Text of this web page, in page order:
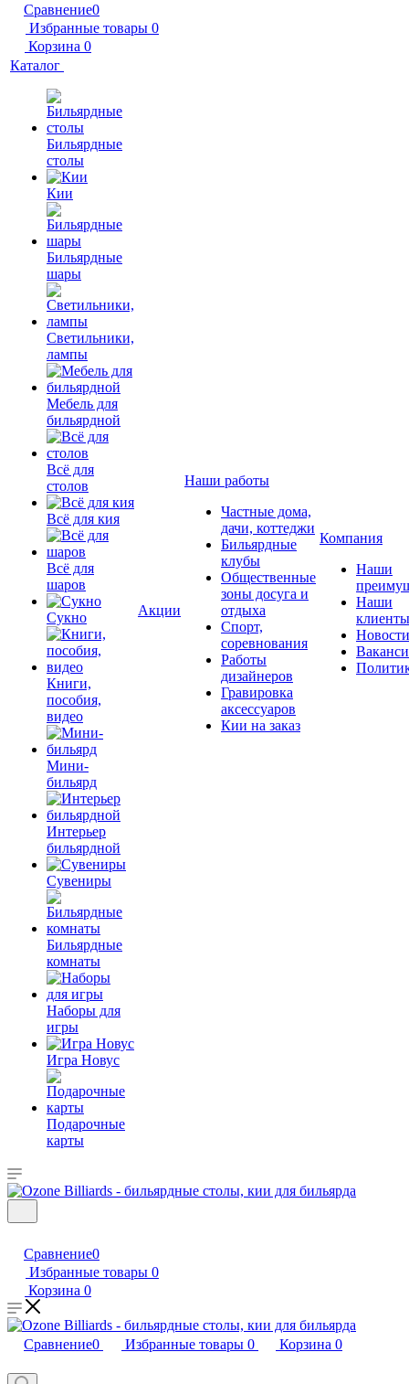
Сравнение0
Избранные товары 0
Корзина 0
Каталог
Бильярдные
столы
Кии
Бильярдные
шары
Светильники,
лампы
Мебель для
бильярдной
Всё для
столов
Всё для кия
Всё для
шаров
Сукно
Книги,
пособия,
видео
Мини-
бильярд
Интерьер
бильярдной
Сувениры
Бильярдные
комнаты
Наборы для
игры
Игра Новус
Подарочные
карты
Акции
Наши работы
Частные дома,
дачи, коттеджи
Бильярдные
клубы
Общественные
зоны досуга и
отдыха
Спорт,
соревнования
Работы
дизайнеров
Гравировка
аксессуаров
Кии на заказ
Компания
Наши
Наши
клиенты
Новости
Сравнение0
Избранные товары 0
Корзина 0
Сравнение0 Избранные товары 0 Корзина 0